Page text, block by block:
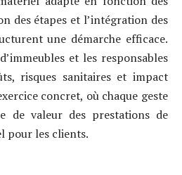
des étapes et l’intégration des
une démarche efficace.
et les responsables
risques sanitaires et impact
concret, où chaque geste
de valeur des prestations de
pour les clients.